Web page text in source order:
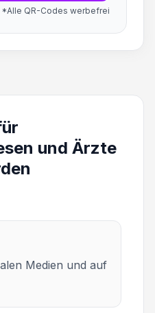
*Alle QR-Codes werbefrei
und Ärzte
Medien und auf